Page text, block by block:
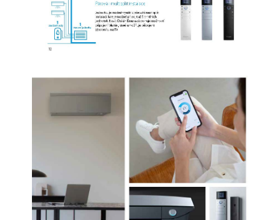
vzduch. Tím klimatizace Daikin Emura vytváří ve vašem domově
zdravé prostředí. Chytré ovládání: Řízení ovládání prostřednictvím
aplikace Onecta včetně hlasového ovládání přes Google Assistant a
Amazon Alexa. Účinnost SEER je až 8,65 a SCOP až 5,1. To je nejlepší
výkonnost v této trídě s celoroční účinností A+++ a nižšími
Online Controller se standardním připojením Wi-Fi umožňuje
regulovat vaši vnitřní jednotku z jakéhokoliv místa pomocí aplikace
přes Vaši místní sít nebo internet a mějte přehled o vaší spotřebě